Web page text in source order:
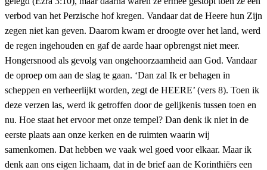
verbod van het Perzische hof kregen. Vandaar dat de Heere hun Zijn
zegen niet kan geven. Daarom kwam er droogte over het land, werd
de regen ingehouden en gaf de aarde haar opbrengst niet meer.
Hongersnood als gevolg van ongehoorzaamheid aan God. Vandaar
de oproep om aan de slag te gaan. ‘Dan zal Ik er behagen in
scheppen en verheerlijkt worden, zegt de HEERE’ (vers 8). Toen ik
deze verzen las, werd ik getroffen door de gelijkenis tussen toen en
nu. Hoe staat het ervoor met onze tempel? Dan denk ik niet in de
eerste plaats aan onze kerken en de ruimten waarin wij
samenkomen. Dat hebben we vaak wel goed voor elkaar. Maar ik
denk aan ons eigen lichaam, dat in de brief aan de Korinthiërs een